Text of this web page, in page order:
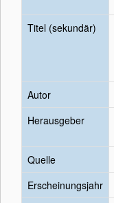
Titel (sekundär)
Autor
Herausgeber
Quelle
Erscheinungsjahr